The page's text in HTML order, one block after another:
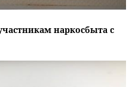
наркосбыта с